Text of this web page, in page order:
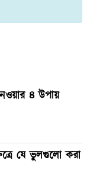
৪ উপায়
যে ভুলগুলো করা